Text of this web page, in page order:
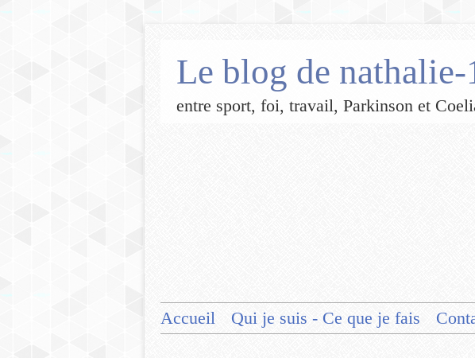
Le blog de nathalie-
entre sport, foi, travail, Parkinson et
Accueil Qui je suis - Ce que je fais